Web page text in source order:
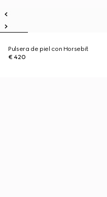
Pulsera de piel con Horsebit
€ 420